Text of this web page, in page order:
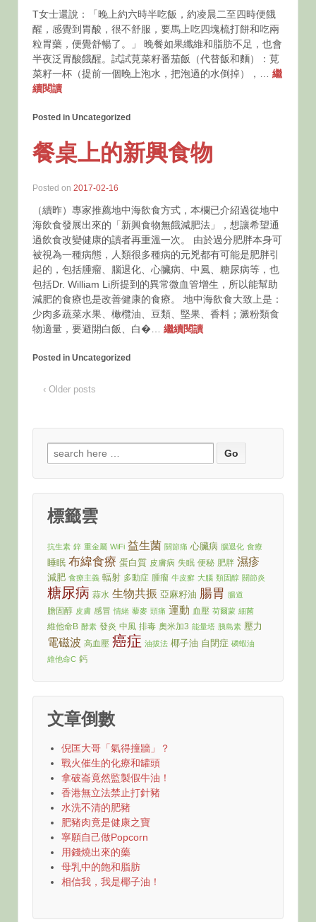
T女士還說：「晚上約六時半吃飯，約凌晨二至四時便餓
醒，感覺到胃酸，很不舒服，要馬上吃四塊梳打餅和吃兩
粒胃藥，便覺舒暢了。」 晚餐如果纖維和脂肪不足，也會
半夜泛胃酸餓醒。試試莧菜籽番茄飯（代替飯和麵）：莧
菜籽一杯（提前一個晚上泡水，把泡過的水倒掉），… 繼
續閱讀
Posted in Uncategorized
餐桌上的新興食物
Posted on 2017-02-16
（續昨）專家推薦地中海飲食方式，本欄已介紹過從地中
海飲食發展出來的「新興食物無餓減肥法」，想讓希望通
過飲食改變健康的讀者再重溫一次。 由於過分肥胖本身可
被視為一種病態，人類很多種病的元兇都有可能是肥胖引
起的，包括腫瘤、腦退化、心臟病、中風、糖尿病等，也
包括Dr. William Li所提到的異常微血管增生，所以能幫助
減肥的食療也是改善健康的食療。 地中海飲食大致上是：
少肉多蔬菜水果、橄欖油、豆類、堅果、香料；澱粉類食
物適量，要避開白飯、白�… 繼續閱讀
Posted in Uncategorized
‹ Older posts
Search
for:
標籤雲
抗生素 鋅 重金屬 WiFi 益生菌 關節痛 心臟病 腦退化 食療
睡眠 布緯食療 蛋白質 皮膚病 失眠 便秘 肥胖 濕疹
減肥 食療主義 輻射 多動症 腫瘤 牛皮癬 大腦 類固醇 關節炎
糖尿病 蒜水 生物共振 亞麻籽油 腸胃 腸道
膽固醇 皮膚 感冒 情緒 藜麥 頭痛 運動 血壓 荷爾蒙 細菌
維他命B 酵素 發炎 中風 排毒 奧米加3 能量塔 胰島素 壓力
電磁波 高血壓 癌症 油拔法 椰子油 自閉症 磷蝦油
維他命C 鈣
文章倒數
倪匡大哥「氣得撞牆」？
戰火催生的化療和罐頭
拿破崙竟然監製假牛油！
香港無立法禁止打針豬
水洗不清的肥豬
肥豬肉竟是健康之寶
寧願自己做Popcorn
用錢燒出來的藥
母乳中的飽和脂肪
相信我，我是椰子油！